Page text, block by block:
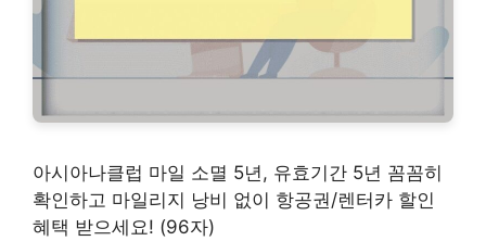
아시아나클럽 마일 소멸 5년, 유효기간 5년 꼼꼼히
확인하고 마일리지 낭비 없이 항공권/렌터카 할인
혜택 받으세요! (96자)